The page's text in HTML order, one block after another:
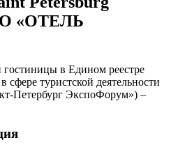
«ОТЕЛЬ
гостиницы в Едином реестре
сфере туристской деятельности
Петербург ЭкспоФорум») –